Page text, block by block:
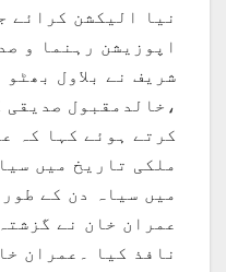
نیا الیکشن کرائے
اپوزیشن رہنما و
شریف نے بلاول
،خالدمقبول
کرتے ہوئے کہا کہ
ملکی تاریخ میں
میں سیاہ دن کے
عمران خان نے
نافذ کیا ۔عمران